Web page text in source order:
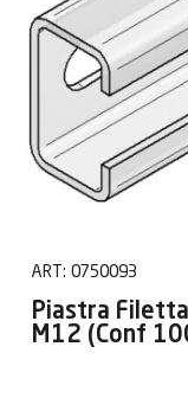
ART: 0750093
Piastra
M12 (Conf